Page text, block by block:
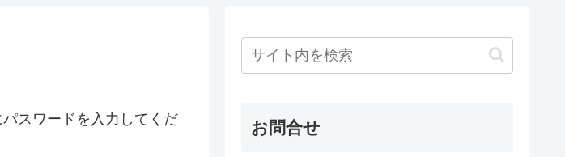
スワードを入力してくだ
お問合せ